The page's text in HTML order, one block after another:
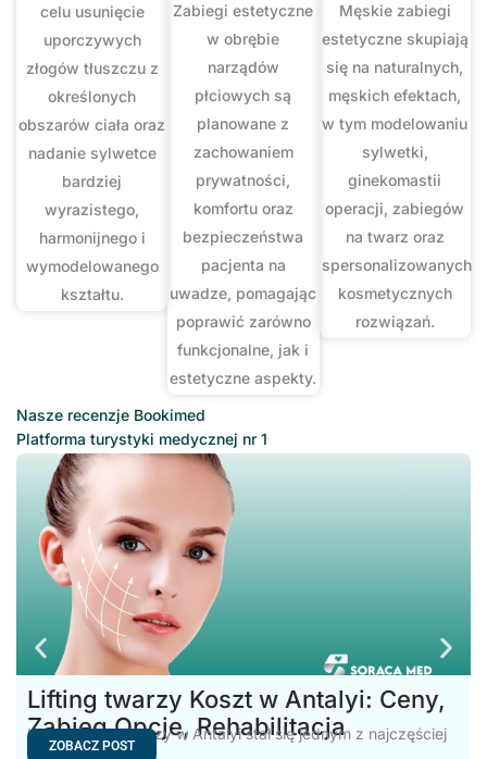
celu usunięcie
uporczywych
złogów tłuszczu z
określonych
obszarów ciała oraz
nadanie sylwetce
bardziej
wyrazistego,
harmonijnego i
wymodelowanego
kształtu.
Zabiegi estetyczne
w obrębie
narządów
płciowych są
planowane z
zachowaniem
prywatności,
komfortu oraz
bezpieczeństwa
pacjenta na
uwadze, pomagając
poprawić zarówno
funkcjonalne, jak i
estetyczne aspekty.
Męskie zabiegi
estetyczne skupiają
się na naturalnych,
męskich efektach,
w tym modelowaniu
sylwetki,
ginekomastii
operacji, zabiegów
na twarz oraz
spersonalizowanych
kosmetycznych
rozwiązań.
Nasze recenzje Bookimed
Platforma turystyki medycznej nr 1
Lifting twarzy Koszt w Antalyi: Ceny,
Zabieg Opcje, Rehabilitacja
Koszt liftingu twarzy w Antalyi stał się jednym z najczęściej
ZOBACZ POST